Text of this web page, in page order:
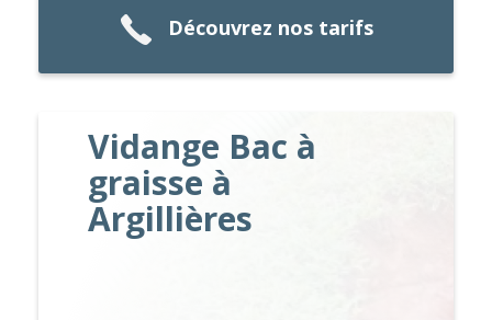
Découvrez nos tarifs
Vidange Bac à
graisse à
Argillières